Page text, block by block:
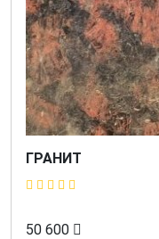
ГРАНИТ
50 600